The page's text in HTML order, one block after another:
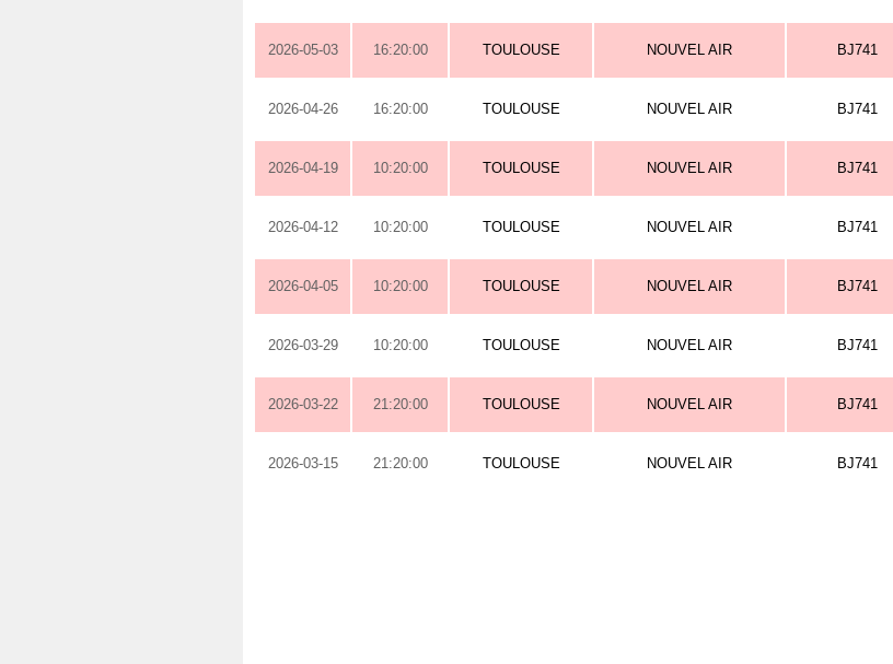
2026-05-03 16:20:00 TOULOUSE NOUVEL AIR BJ741
2026-04-26 16:20:00 TOULOUSE NOUVEL AIR BJ741
2026-04-19 10:20:00 TOULOUSE NOUVEL AIR BJ741
2026-04-12 10:20:00 TOULOUSE NOUVEL AIR BJ741
2026-04-05 10:20:00 TOULOUSE NOUVEL AIR BJ741
2026-03-29 10:20:00 TOULOUSE NOUVEL AIR BJ741
2026-03-22 21:20:00 TOULOUSE NOUVEL AIR BJ741
2026-03-15 21:20:00 TOULOUSE NOUVEL AIR BJ741